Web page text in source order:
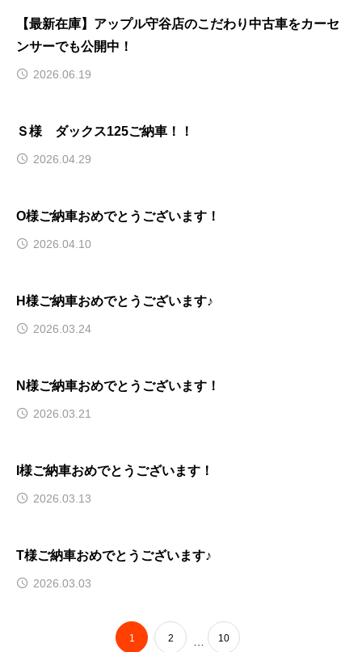
【最新在庫】アップル守谷店のこだわり中古車をカーセ
ンサーでも公開中！
2026.06.19
Ｓ様 ダックス125ご納車！！
2026.04.29
O様ご納車おめでとうございます！
2026.04.10
H様ご納車おめでとうございます♪
2026.03.24
N様ご納車おめでとうございます！
2026.03.21
I様ご納車おめでとうございます！
2026.03.13
T様ご納車おめでとうございます♪
2026.03.03
1 2 10